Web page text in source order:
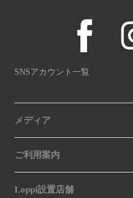
SNSアカウント一覧
メディア
ご利用案内
Loppi設置店舗